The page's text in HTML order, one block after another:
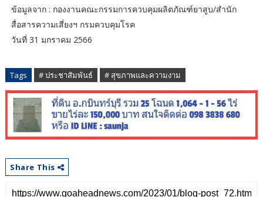
ข้อมูลจาก : กองงานคณะกรรมการควบคุมผลิตภัณฑ์ยาสูบ/สำนัก
สื่อสารความเสี่ยงฯ กรมควบคุมโรค
วันที่ 31 มกราคม 2566
Tags # ประชาสัมพันธ์ # สุขภาพและความงาม
Share This